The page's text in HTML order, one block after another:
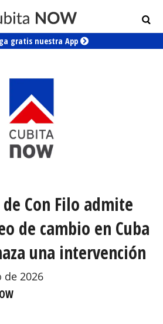
gratis nuestra App
Con Filo admite
de cambio en Cuba
una intervención
de 2026